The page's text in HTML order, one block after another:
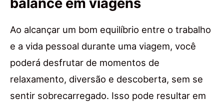
balance em viagens
Ao alcançar um bom equilíbrio entre o trabalho
e a vida pessoal durante uma viagem, você
poderá desfrutar de momentos de
relaxamento, diversão e descoberta, sem se
sentir sobrecarregado. Isso pode resultar em